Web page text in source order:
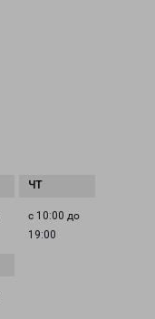
с 10:00 до
19:00